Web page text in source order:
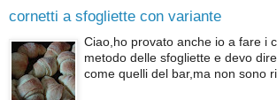
cornetti a sfogliette con variante
Ciao,ho provato anche io a fare i
metodo delle sfogliette e devo
come quelli del bar,ma non sono